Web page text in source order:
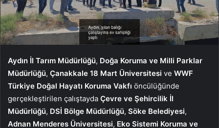
Aydın İl Tarım Müdürlüğü, Doğa Koruma ve Milli Parklar
Müdürlüğü, Çanakkale 18 Mart Üniversitesi ve WWF
Türkiye Doğal Hayatı Koruma Vakfı öncülüğünde
gerçekleştirilen çalıştayda Çevre ve Şehircilik İl
Müdürlüğü, DSİ Bölge Müdürlüğü, Söke Belediyesi,
Adnan Menderes Üniversitesi, Eko Sistemi Koruma ve